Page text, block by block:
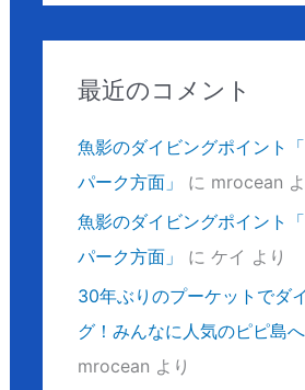
最近のコメント
魚影のダイビングポイント
パーク方面」
に mrocean
魚影のダイビングポイント
パーク方面」
に ケイ より
30年ぶりのプーケットでダ
グ！みんなに人気のピピ島へ
mrocean より